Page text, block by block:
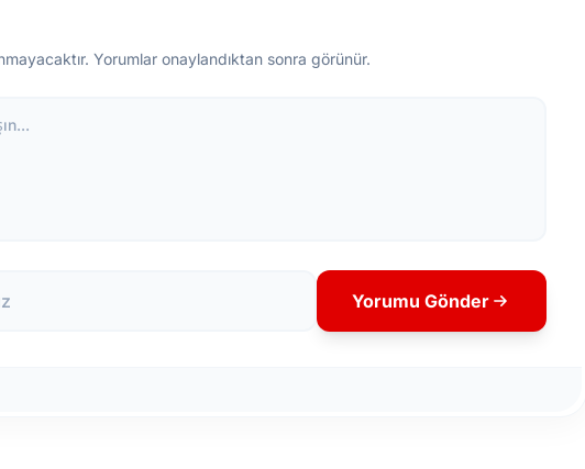
Yorumlar onaylandıktan sonra görünür.
Yorumu Gönder